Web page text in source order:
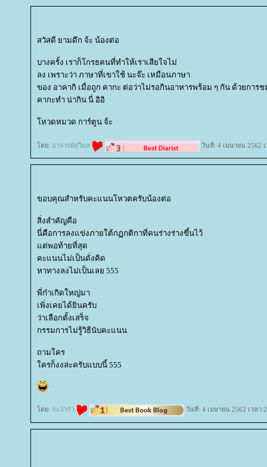
สวัสดี ยามดึก จ้ะ น้องต่อ
บางครั้ง เราก็โกรธคนที่ทำให้เราเสียใจไม่
ลง เพราะว่า ภาษาที่เขาใช้ นะจ๊ะ เหมือนภาษา
ของ อาคากิ เมื่อถูก คากะ ต่อว่าไม่รอกินอาหารพร้อม ๆ กัน ด้วยการ
คากะทำ น่ากิน นี่ อิอิ
หวดหมวด การ์ตูน จ้ะ
ดย: อาจารย์สุวิมล วันที่: 4 เมษายน 2562
ขอบคุณสำหรับคะแนนโหวตครับน้องต่อ
สิ่งสำคัญคือ
นี่คือการลงแข่งภายใต้กฏกติกาที่คนร่างร่างขึ้นไว้
ต่พอท้ายที่สุด
คะแนนไม่เป็นดั่งคิด
หาทางลงไม่เป็นเลย 555
พี่ก๋าเกิดใหญ่มา
เพิ่งเคยได้ยินครับ
ว่าเลือกตั้งเสร็จ
กรรมการไม่รู้วิธีนับคะแนน
ถามใคร
ครก็งงล่ะครับแบบนี้ 555
ดย: กะว่าก๋า วันที่: 4 เมษายน 2562 เวลา